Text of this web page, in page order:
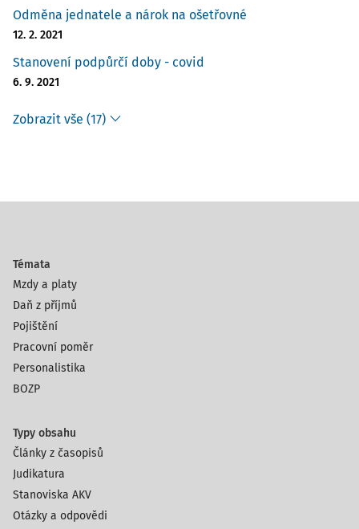
Odměna jednatele a nárok na ošetřovné
12. 2. 2021
Stanovení podpůrčí doby - covid
6. 9. 2021
Zobrazit vše (17)
Témata
Mzdy a platy
Daň z příjmů
Pojištění
Pracovní poměr
Personalistika
BOZP
Typy obsahu
Články z časopisů
Judikatura
Stanoviska AKV
Otázky a odpovědi